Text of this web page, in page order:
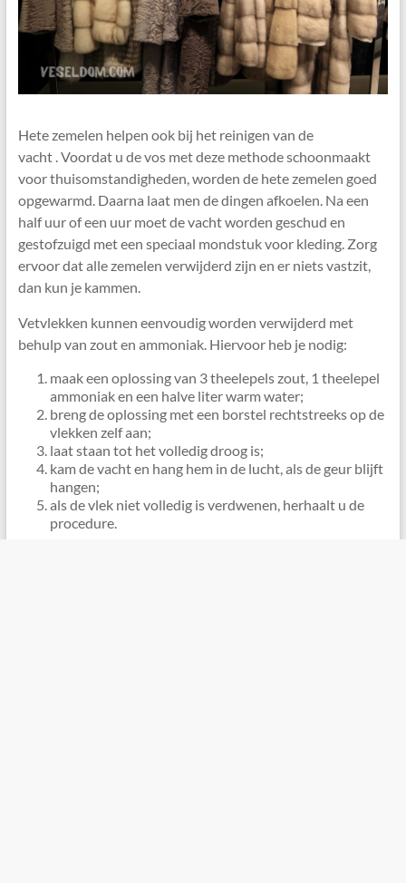
Hete zemelen helpen ook bij het reinigen van de
vacht . Voordat u de vos met deze methode schoonmaakt
voor thuisomstandigheden, worden de hete zemelen goed
opgewarmd. Daarna laat men de dingen afkoelen. Na een
half uur of een uur moet de vacht worden geschud en
gestofzuigd met een speciaal mondstuk voor kleding. Zorg
ervoor dat alle zemelen verwijderd zijn en er niets vastzit,
dan kun je kammen.
Vetvlekken kunnen eenvoudig worden verwijderd met
behulp van zout en ammoniak. Hiervoor heb je nodig:
maak een oplossing van 3 theelepels zout, 1 theelepel
ammoniak en een halve liter warm water;
breng de oplossing met een borstel rechtstreeks op de
vlekken zelf aan;
laat staan ​​tot het volledig droog is;
kam de vacht en hang hem in de lucht, als de geur blijft
hangen;
als de vlek niet volledig is verdwenen, herhaalt u de
procedure.